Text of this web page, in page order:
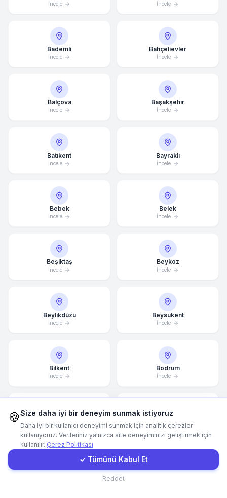
İncele İncele
Bademli
İncele
Bahçelievler
İncele
Balçova
İncele
Başakşehir
İncele
Batıkent
İncele
Bayraklı
İncele
Bebek
İncele
Belek
İncele
Beşiktaş
İncele
Beykoz
İncele
Beylikdüzü
İncele
Beysukent
İncele
Bilkent
İncele
Bodrum
İncele
Bomonti
İncele
Bornova
İncele
Müşteri Girişi
🍪Size daha iyi bir deneyim sunmak istiyoruz
Daha iyi bir kullanıcı deneyimi sunmak için analitik çerezler
kullanıyoruz. Verileriniz yalnızca site deneyiminizi geliştirmek için
kullanılır. Çerez Politikası
✓ Tümünü Kabul Et
Reddet